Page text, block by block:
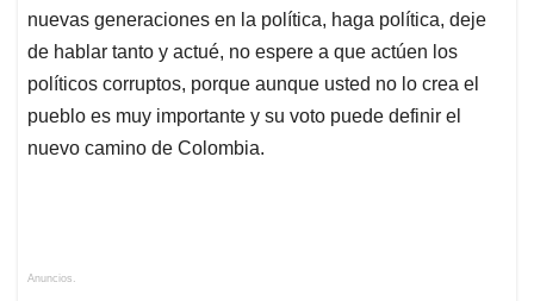
nuevas generaciones en la política, haga política, deje
de hablar tanto y actué, no espere a que actúen los
políticos corruptos, porque aunque usted no lo crea el
pueblo es muy importante y su voto puede definir el
nuevo camino de Colombia.
Anuncios.